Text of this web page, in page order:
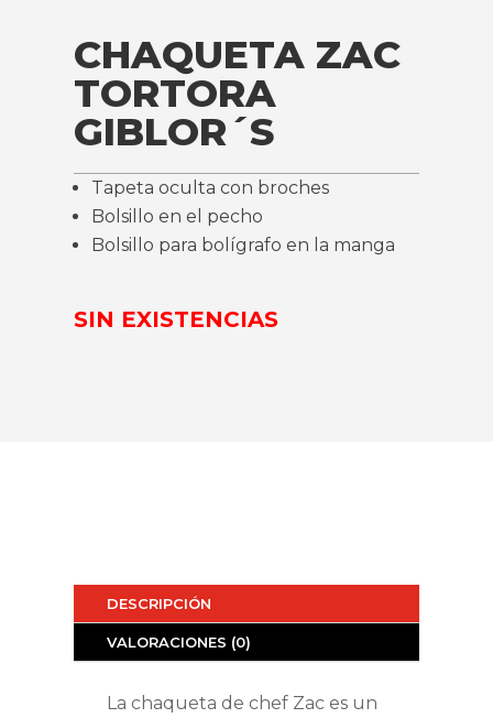
CHAQUETA ZAC
TORTORA
GIBLOR´S
Tapeta oculta con broches
Bolsillo en el pecho
Bolsillo para bolígrafo en la manga
SIN EXISTENCIAS
DESCRIPCIÓN
VALORACIONES (0)
La chaqueta de chef Zac es un